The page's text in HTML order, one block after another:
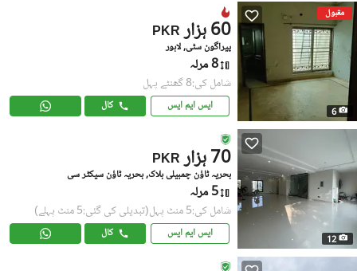
مقبول
6
PKR 60 ہزار
پیراگون سٹی, لاہور
8 مرلہ
شامل کی:8 گھنٹے پہل
ایس ایم ایس کال
12
PKR 70 ہزار
بحریہ ٹاؤن چمبیلی بلاک, بحریہ ٹاؤن سیکٹر سی
5 مرلہ
شامل کی:5 منٹ پہل (تبدیلی کی گئی:5 منٹ پہلے)
ایس ایم ایس کال